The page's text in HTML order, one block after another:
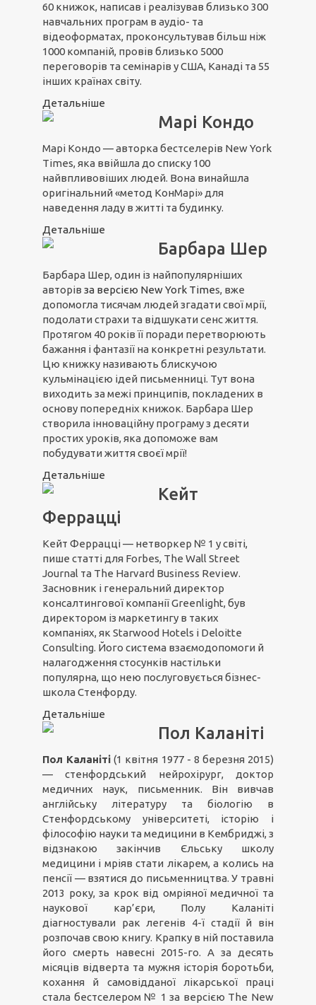
60 книжок, написав і реалізував близько 300
навчальних програм в аудіо- та
відеоформатах, проконсультував більш ніж
1000 компаній, провів близько 5000
переговорів та семінарів у США, Канаді та 55
інших країнах світу.
Детальніше
Марі Кондо
Марі Кондо — авторка бестселерів New York
Times, яка ввійшла до списку 100
найвпливовіших людей. Вона винайшла
оригінальний «метод КонМарі» для
наведення ладу в житті та будинку.
Детальніше
Барбара Шер
Барбара Шер, один із найпопулярніших
авторів за версією New York Times, вже
допомогла тисячам людей згадати свої мрії,
подолати страхи та відшукати сенс життя.
Протягом 40 років її поради перетворюють
бажання і фантазії на конкретні результати.
Цю книжку називають блискучою
кульмінацією ідей письменниці. Тут вона
виходить за межі принципів, покладених в
основу попередніх книжок. Барбара Шер
створила інноваційну програму з десяти
простих уроків, яка допоможе вам
побудувати життя своєї мрії!
Детальніше
Кейт
Феррацці
Кейт Феррацці — нетворкер № 1 у світі,
пише статті для Forbes, The Wall Street
Journal та The Harvard Business Review.
Засновник і генеральний директор
консалтингової компанії Greenlight, був
директором із маркетингу в таких
компаніях, як Starwood Hotels і Deloitte
Consulting. Його система взаємодопомоги й
налагодження стосунків настільки
популярна, що нею послуговується бізнес-
школа Стенфорду.
Детальніше
Пол Каланіті
Пол Каланіті (1 квітня 1977 - 8 березня 2015)
— стенфордський нейрохірург, доктор
медичних наук, письменник. Він вивчав
англійську літературу та біологію в
Стенфордському університеті, історію і
філософію науки та медицини в Кембриджі, з
відзнакою закінчив Єльську школу
медицини і мріяв стати лікарем, а колись на
пенсії — взятися до письменництва. У травні
2013 року, за крок від омріяної медичної та
наукової кар’єри, Полу Каланіті
діагностували рак легенів 4-ї стадії й він
розпочав свою книгу. Крапку в ній поставила
його смерть навесні 2015-го. А за десять
місяців відверта та мужня історія боротьби,
кохання й самовідданої лікарської праці
стала бестселером № 1 за версією The New